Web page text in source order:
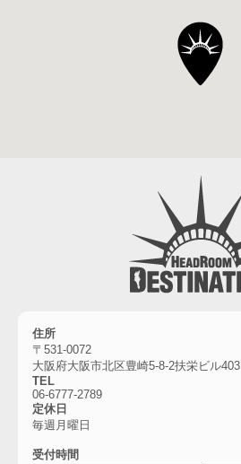
住所
〒531-0072
大阪府大阪市北区豊崎5-8-2扶栄ビル403
TEL
06-6777-2789
定休日
毎週月曜日
受付時間